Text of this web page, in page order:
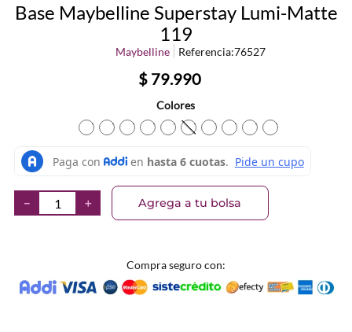
Base Maybelline Superstay Lumi-Matte
119
Maybelline Referencia:76527
$ 79.990
Colores
TEXTURA_6902395970064
TEXTURA_6902395970071
TEXTURA_6902395970101
TEXTURA_6902395970118
TEXTURA_6902395970125
TEXTURA_6902395970156
＋
－ Agrega a tu bolsa
Compra seguro con: